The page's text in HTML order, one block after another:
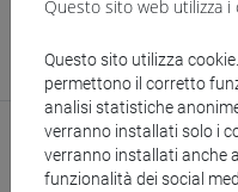
Struttura
Dipartimento di Scienze
Sito web struttura:https://
Questo sito web utilizza i
Questo sito utilizza
permettono il corretto
analisi statistiche
verranno installati solo i
verranno installati anche
funzionalità dei social